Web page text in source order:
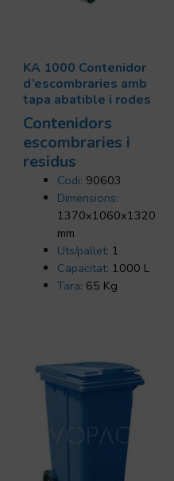
KA 1000 Contenidor
d’escombraries amb
tapa abatible i rodes
Contenidors
escombraries i
residus
Codi: 90603
Dimensions:
1370x1060x1320
mm
Uts/pallet: 1
Capacitat: 1000 L
Tara: 65 Kg